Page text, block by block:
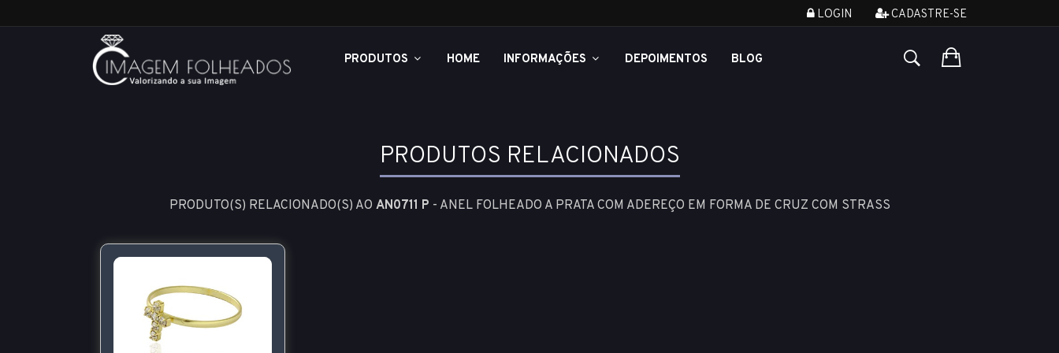
LOGIN CADASTRE-SE
PRODUTOS HOME INFORMAÇÕES DEPOIMENTOS BLOG
PRODUTOS RELACIONADOS
PRODUTO(S) RELACIONADO(S) AO AN0711 P - ANEL FOLHEADO A PRATA COM ADEREÇO EM FORMA DE CRUZ COM STRASS